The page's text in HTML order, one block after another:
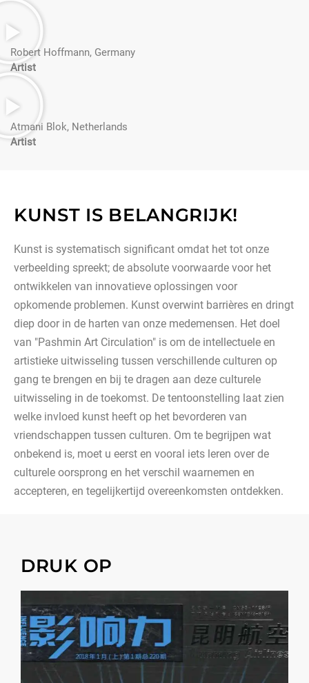
Robert Hoffmann, Germany
Artist
Atmani Blok, Netherlands
Artist
KUNST IS BELANGRIJK!
Kunst is systematisch significant omdat het tot onze
verbeelding spreekt; de absolute voorwaarde voor het
ontwikkelen van innovatieve oplossingen voor
opkomende problemen. Kunst overwint barrières en dringt
diep door in de harten van onze medemensen. Het doel
van "Pashmin Art Circulation" is om de intellectuele en
artistieke uitwisseling tussen verschillende culturen op
gang te brengen en bij te dragen aan deze culturele
uitwisseling in de toekomst. De tentoonstelling laat zien
welke invloed kunst heeft op het bevorderen van
vriendschappen tussen culturen. Om te begrijpen wat
onbekend is, moet u eerst en vooral iets leren over de
culturele oorsprong en het verschil waarnemen en
accepteren, en tegelijkertijd overeenkomsten ontdekken.
DRUK OP